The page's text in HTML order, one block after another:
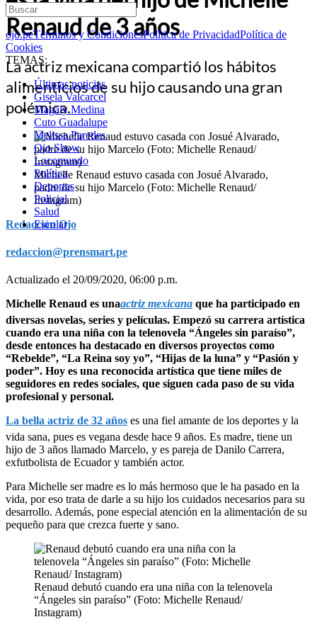
ojo.peTérminos y CondicionesPolítica de PrivacidadPolítica de
Cookies
TEMAS:
Últimas noticias
Gisela Valcarcel
Magaly Medina
Cuto Guadalupe
Melissa Paredes
Ojo Show
Locomundo
Política
Deportes
Policial
Salud
Escolar
Renaud de 3 años
La actriz mexicana compartió los hábitos
alimenticios de su hijo causando una gran
polémica.
Michelle Renaud estuvo casada con Josué Alvarado,
padre de su hijo Marcelo (Foto: Michelle Renaud/
Instagram)
Redacción Ojo
redaccion@prensmart.pe
Actualizado el 20/09/2020, 06:00 p.m.
Michelle Renaud es unaactriz mexicana que ha participado en
diversas novelas, series y películas. Empezó su carrera artística
cuando era una niña con la telenovela “Ángeles sin paraíso”,
desde entonces ha destacado en diversos proyectos como
“Rebelde”, “La Reina soy yo”, “Hijas de la luna” y “Pasión y
poder”. Hoy es una reconocida artística que tiene miles de
seguidores en redes sociales, que siguen cada paso de su vida
profesional y personal.
La bella actriz de 32 años es una fiel amante de los deportes y la
vida sana, pues es vegana desde hace 9 años. Es madre, tiene un
hijo de 3 años llamado Marcelo, y es pareja de Danilo Carrera,
exfutbolista de Ecuador y también actor.
Para Michelle ser madre es lo más hermoso que le ha pasado en la
vida, por eso trata de darle a su hijo los cuidados necesarios para su
desarrollo. Además, pone especial atención en la alimentación de su
pequeño para que crezca fuerte y sano.
Renaud debutó cuando era una niña con la telenovela
“Ángeles sin paraíso” (Foto: Michelle Renaud/
Instagram)